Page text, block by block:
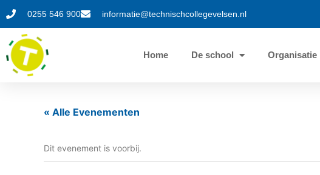
0255 546 900 informatie@technischcollegevelsen.nl
Home De school Organisatie
« Alle Evenementen
Dit evenement is voorbij.